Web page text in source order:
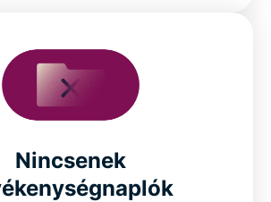
Nincsenek